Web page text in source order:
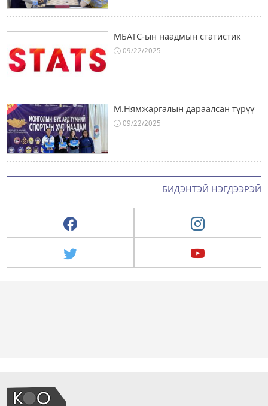
МБАТС-ын наадмын статистик
09/22/2025
М.Нямжаргалын дараалсан түрүү
09/22/2025
БИДЭНТЭЙ НЭГДЭЭРЭЙ